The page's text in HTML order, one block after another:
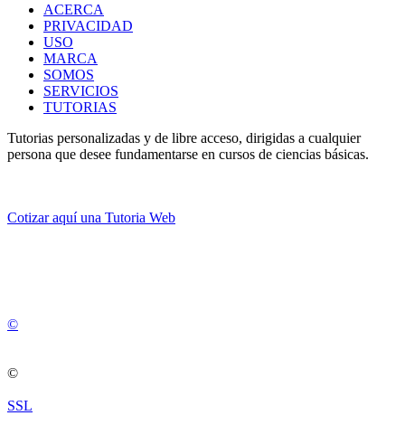
ACERCA
PRIVACIDAD
USO
MARCA
SOMOS
SERVICIOS
TUTORIAS
Tutorias personalizadas y de libre acceso, dirigidas a cualquier
persona que desee fundamentarse en cursos de ciencias básicas.
Cotizar aquí una Tutoria Web
©
©
SSL